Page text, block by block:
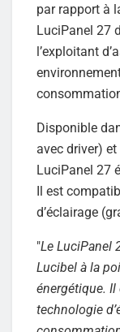
par rapport à
LuciPanel 27
l’exploitant
Disponible
avec driver)
LuciPanel 27
Il est
d’éclairage
"Le LuciPanel
Lucibel à la
énergétique. Il
technologie